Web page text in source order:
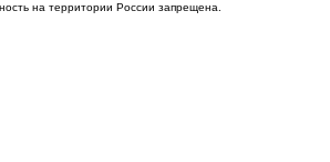
на территории России запрещена.